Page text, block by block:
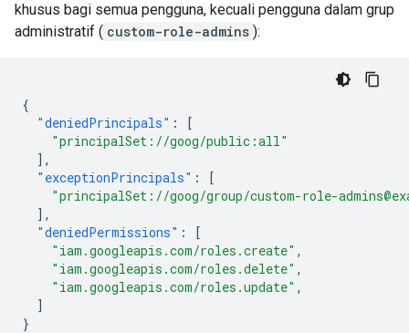
khusus bagi semua pengguna, kecuali pengguna dalam grup
administratif ( custom-role-admins ):
{
"deniedPrincipals" :
[
"principalSet://goog/public:all"
],
"exceptionPrincipals" :
[
"principalSet://goog/group/custom-role-
],
"deniedPermissions" :
[
"iam.googleapis.com/roles.create" ,
"iam.googleapis.com/roles.delete" ,
"iam.googleapis.com/roles.update" ,
]
}